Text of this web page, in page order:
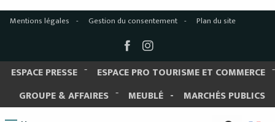
Mentions légales Gestion du consentement Plan du site
ESPACE PRESSE
ESPACE PRO TOURISME ET COMMERCE
GROUPE & AFFAIRES
MEUBLÉ MARCHÉS PUBLICS